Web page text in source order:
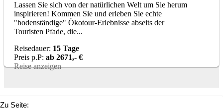
Lassen Sie sich von der natürlichen Welt um Sie herum
inspirieren! Kommen Sie und erleben Sie echte
"bodenständige" Ökotour-Erlebnisse abseits der
Touristen Pfade, die...
Reisedauer: 15 Tage
Preis p.P: ab 2671,- €
Reise anzeigen
Zu Seite: